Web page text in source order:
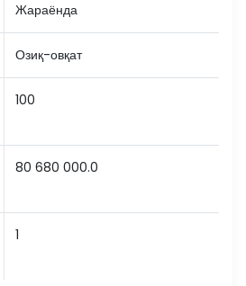
Жараёнда
Озиқ-овқат
100
80 680 000.0
1